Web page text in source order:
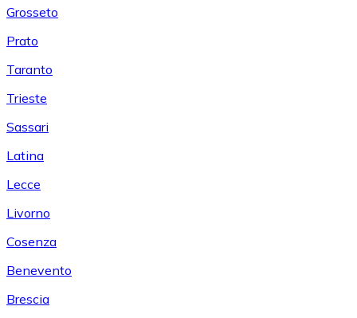
Grosseto
Prato
Taranto
Trieste
Sassari
Latina
Lecce
Livorno
Cosenza
Benevento
Brescia